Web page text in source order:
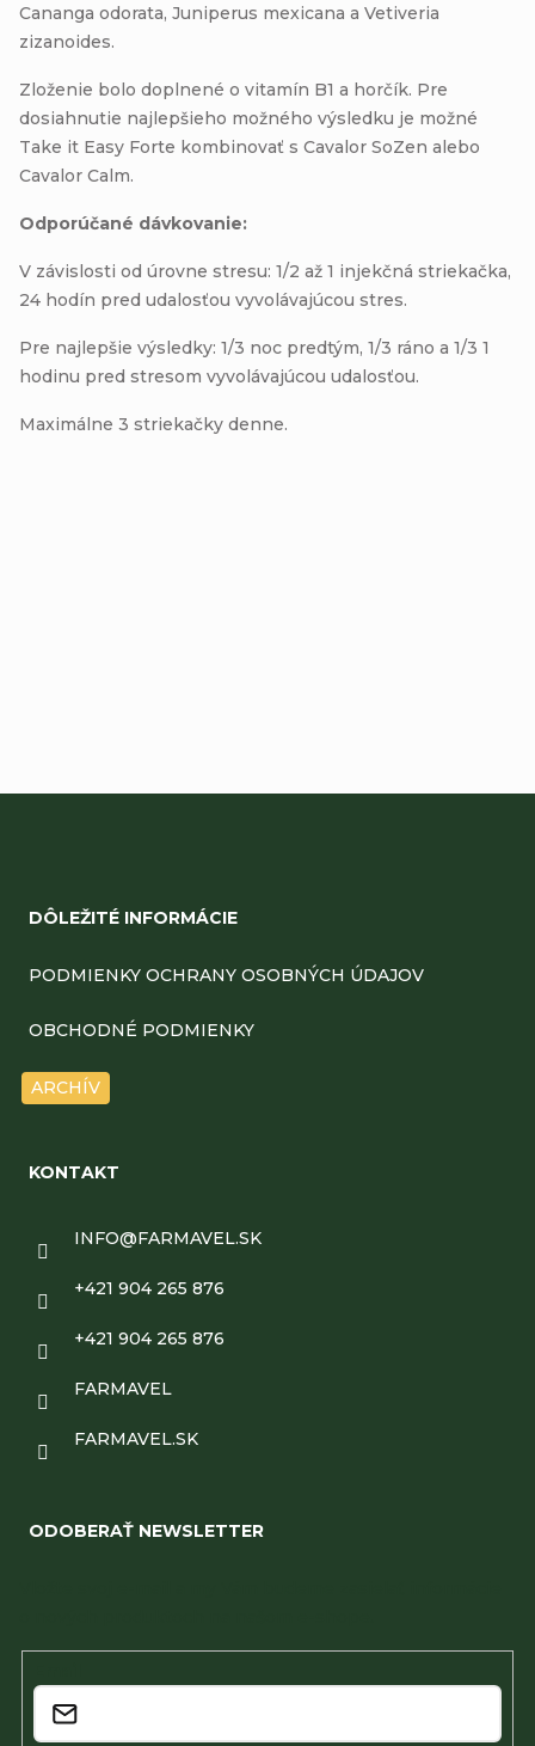
Cananga odorata, Juniperus mexicana a Vetiveria
zizanoides.
Zloženie bolo doplnené o vitamín B1 a horčík. Pre
dosiahnutie najlepšieho možného výsledku je možné
Take it Easy Forte kombinovať s Cavalor SoZen alebo
Cavalor Calm.
Odporúčané dávkovanie:
V závislosti od úrovne stresu: 1/2 až 1 injekčná striekačka,
24 hodín pred udalosťou vyvolávajúcou stres.
Pre najlepšie výsledky: 1/3 noc predtým, 1/3 ráno a 1/3 1
hodinu pred stresom vyvolávajúcou udalosťou.
Maximálne 3 striekačky denne.
DÔLEŽITÉ INFORMÁCIE
PODMIENKY OCHRANY OSOBNÝCH ÚDAJOV
OBCHODNÉ PODMIENKY
ARCHÍV
KONTAKT
INFO@FARMAVEL.SK
+421 904 265 876
+421 904 265 876
FARMAVEL
FARMAVEL.SK
ODOBERAŤ NEWSLETTER